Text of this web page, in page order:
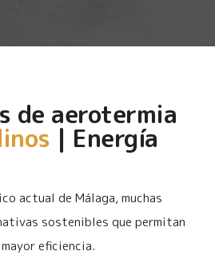
de aerotermia
| Energía
actual de Málaga, muchas
sostenibles que permitan
eficiencia.